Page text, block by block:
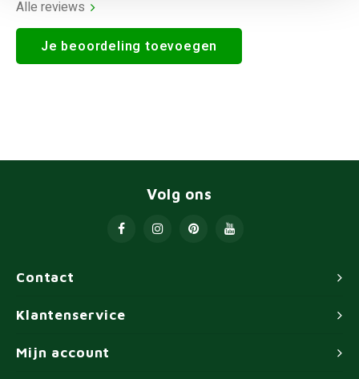
Alle reviews
Je beoordeling toevoegen
Contact
Volg ons
Klantenservice
Mijn account